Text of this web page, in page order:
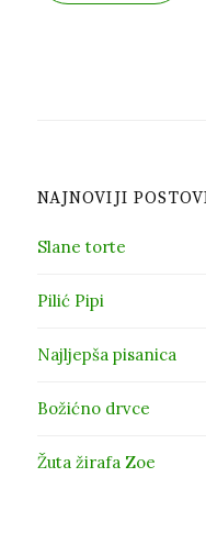
NAJNOVIJI
Slane torte
Pilić Pipi
Najljepša pisanica
Božićno drvce
Žuta žirafa Zoe